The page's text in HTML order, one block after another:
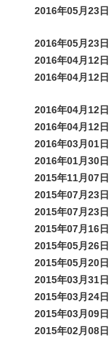
2016年05月23日
2016年05月23日
2016年04月12日
2016年04月12日
2016年04月12日
2016年04月12日
2016年03月01日
2016年01月30日
2015年11月07日
2015年07月23日
2015年07月23日
2015年07月16日
2015年05月26日
2015年05月20日
2015年03月31日
2015年03月24日
2015年03月09日
2015年02月08日